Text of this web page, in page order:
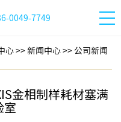
0049-7749
心 >> 新闻中心 >> 公司新闻
金相制样耗材塞满
室